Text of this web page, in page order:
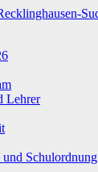
Lehrer
Schulordnung